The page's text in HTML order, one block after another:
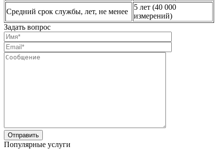
Средний срок службы, лет, не менее
5 лет (40 000
измерений)
Задать вопрос
Популярные услуги